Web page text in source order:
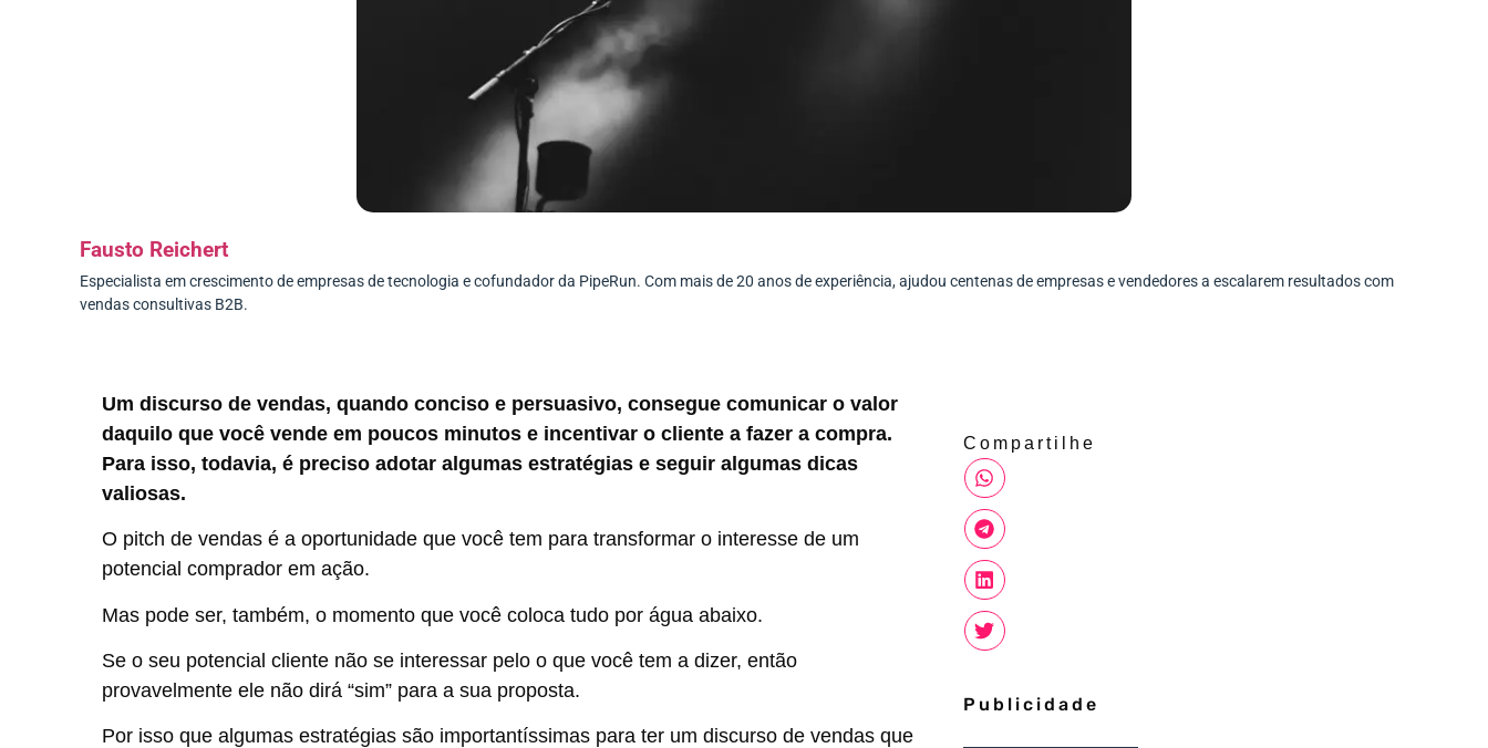
Fausto Reichert
Especialista em crescimento de empresas de tecnologia e cofundador da PipeRun. Com mais de 20 anos de experiência, ajudou centenas de empresas e vendedores a escalarem resultados com
vendas consultivas B2B.
Um discurso de vendas, quando conciso e persuasivo, consegue comunicar o valor
daquilo que você vende em poucos minutos e incentivar o cliente a fazer a compra.
Para isso, todavia, é preciso adotar algumas estratégias e seguir algumas dicas
valiosas.
O pitch de vendas é a oportunidade que você tem para transformar o interesse de um
potencial comprador em ação.
Mas pode ser, também, o momento que você coloca tudo por água abaixo.
Se o seu potencial cliente não se interessar pelo o que você tem a dizer, então
provavelmente ele não dirá “sim” para a sua proposta.
Por isso que algumas estratégias são importantíssimas para ter um discurso de vendas que
Compartilhe
Publicidade